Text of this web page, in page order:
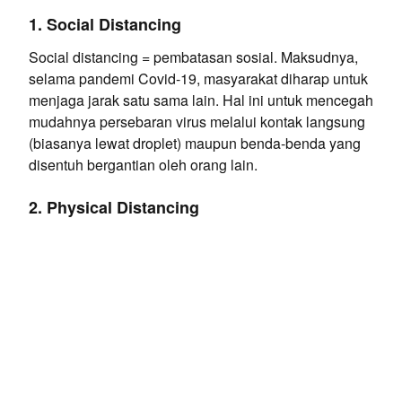
1. Social Distancing
Social distancing = pembatasan sosial. Maksudnya,
selama pandemi Covid-19, masyarakat diharap untuk
menjaga jarak satu sama lain. Hal ini untuk mencegah
mudahnya persebaran virus melalui kontak langsung
(biasanya lewat droplet) maupun benda-benda yang
disentuh bergantian oleh orang lain.
2. Physical Distancing